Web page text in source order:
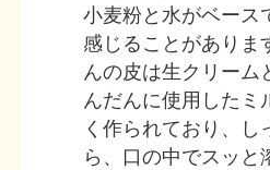
小麦粉と水がベース
感じることがありま
んの皮は生クリーム
んだんに使用したミ
く作られており、し
ら、口の中でスッと